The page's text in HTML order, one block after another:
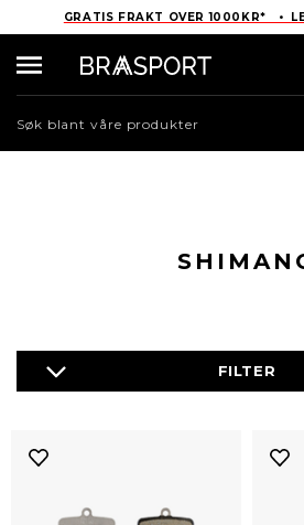
GRATIS FRAKT OVER 1000KR* •